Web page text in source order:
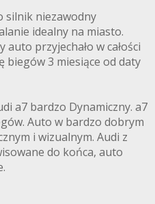
silnik niezawodny
idealny na miasto.
przyjechało w całości
biegów 3 miesiące od daty
a7 bardzo Dynamiczny. a7
Auto w bardzo dobrym
i wizualnym. Audi z
do końca, auto